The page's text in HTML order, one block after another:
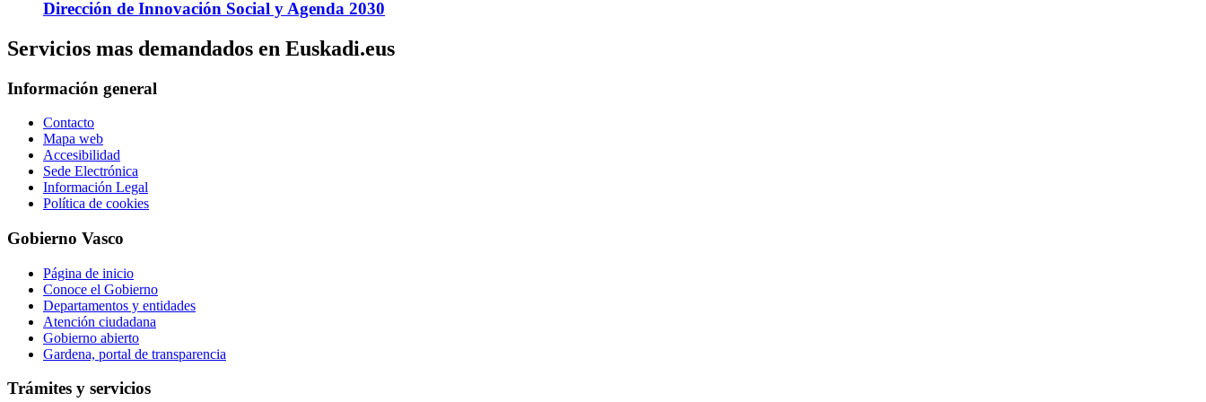
Dirección de Innovación Social y Agenda 2030
Servicios mas demandados en Euskadi.eus
Información general
Contacto
Mapa web
Accesibilidad
Sede Electrónica
Información Legal
Política de cookies
Gobierno Vasco
Página de inicio
Conoce el Gobierno
Departamentos y entidades
Atención ciudadana
Gobierno abierto
Gardena, portal de transparencia
Trámites y servicios